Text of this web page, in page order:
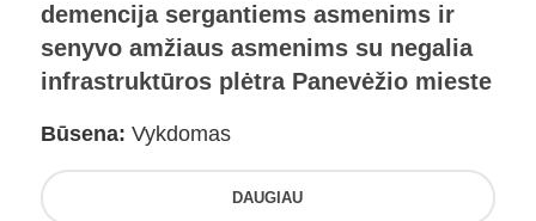
demencija sergantiems asmenims ir
senyvo amžiaus asmenims su negalia
infrastruktūros plėtra Panevėžio mieste
Būsena: Vykdomas
DAUGIAU